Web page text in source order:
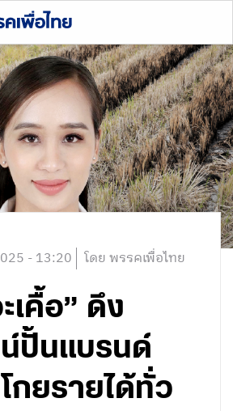
- 13:20 โดย พรรคเพื่อไทย
เคื้อ” ดึง
ปั้นแบรนด์
กยรายได้ทั่ว